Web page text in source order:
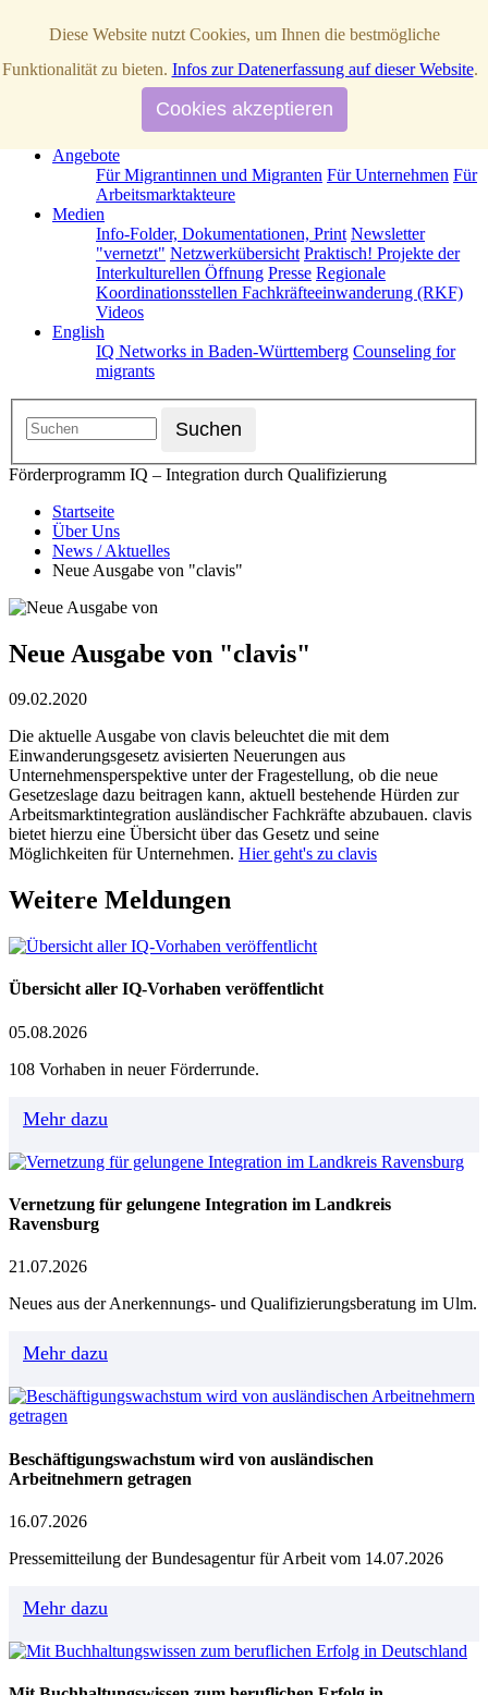
Über Uns
News / Aktuelles
IQ Netzwerke in Baden-Württemberg
Operative Partner Strategische Partner
Förderprogramm IQ Kontakt
Angebote
Für Migrantinnen und Migranten Für Unternehmen Für
Arbeitsmarktakteure
Medien
Info-Folder, Dokumentationen, Print Newsletter
"vernetzt" Netzwerkübersicht Praktisch! Projekte der
Interkulturellen Öffnung Presse Regionale
Koordinationsstellen Fachkräfteeinwanderung (RKF)
Videos
English
IQ Networks in Baden-Württemberg Counseling for
migrants
Förderprogramm IQ – Integration durch Qualifizierung
Startseite
Über Uns
News / Aktuelles
Neue Ausgabe von "clavis"
Neue Ausgabe von "clavis"
09.02.2020
Die aktuelle Ausgabe von clavis beleuchtet die mit dem
Einwanderungsgesetz avisierten Neuerungen aus
Unternehmensperspektive unter der Fragestellung, ob die neue
Gesetzeslage dazu beitragen kann, aktuell bestehende Hürden zur
Arbeitsmarktintegration ausländischer Fachkräfte abzubauen. clavis
bietet hierzu eine Übersicht über das Gesetz und seine
Möglichkeiten für Unternehmen. Hier geht's zu clavis
Weitere Meldungen
Übersicht aller IQ-Vorhaben veröffentlicht
05.08.2026
108 Vorhaben in neuer Förderrunde.
Mehr dazu
Vernetzung für gelungene Integration im Landkreis
Ravensburg
21.07.2026
Neues aus der Anerkennungs- und Qualifizierungsberatung im Ulm.
Mehr dazu
Beschäftigungswachstum wird von ausländischen
Arbeitnehmern getragen
16.07.2026
Pressemitteilung der Bundesagentur für Arbeit vom 14.07.2026
Mehr dazu
Diese Website nutzt Cookies, um Ihnen die bestmögliche
Funktionalität zu bieten. Infos zur Datenerfassung auf dieser Website.
Cookies akzeptieren